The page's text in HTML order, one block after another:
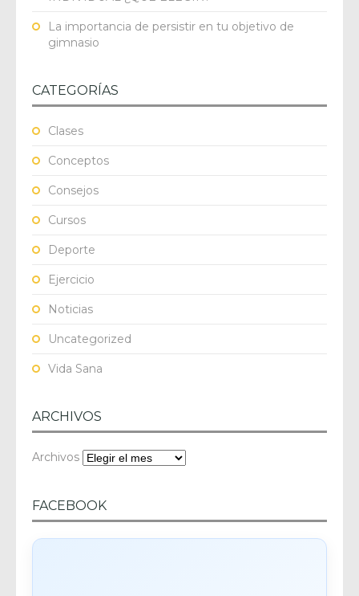
La importancia de persistir en tu objetivo de
gimnasio
CATEGORÍAS
Clases
Conceptos
Consejos
Cursos
Deporte
Ejercicio
Noticias
Uncategorized
Vida Sana
ARCHIVOS
Archivos
FACEBOOK